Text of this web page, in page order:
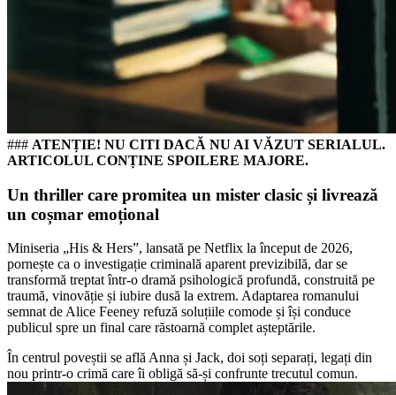
### ATENȚIE! NU CITI DACĂ NU AI VĂZUT SERIALUL.
ARTICOLUL CONȚINE SPOILERE MAJORE.
Un thriller care promitea un mister clasic și livrează
un coșmar emoțional
Miniseria „His & Hers”, lansată pe Netflix la început de 2026,
pornește ca o investigație criminală aparent previzibilă, dar se
transformă treptat într-o dramă psihologică profundă, construită pe
traumă, vinovăție și iubire dusă la extrem. Adaptarea romanului
semnat de Alice Feeney refuză soluțiile comode și își conduce
publicul spre un final care răstoarnă complet așteptările.
În centrul poveștii se află Anna și Jack, doi soți separați, legați din
nou printr-o crimă care îi obligă să-și confrunte trecutul comun.